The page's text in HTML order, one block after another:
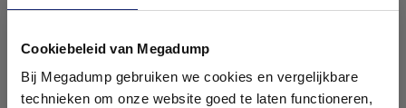
Cookiebeleid van Megadump
Bij Megadump gebruiken we cookies en vergelijkbare
technieken om onze website goed te laten functioneren,
badkamers in onze 1000 m²
showroom